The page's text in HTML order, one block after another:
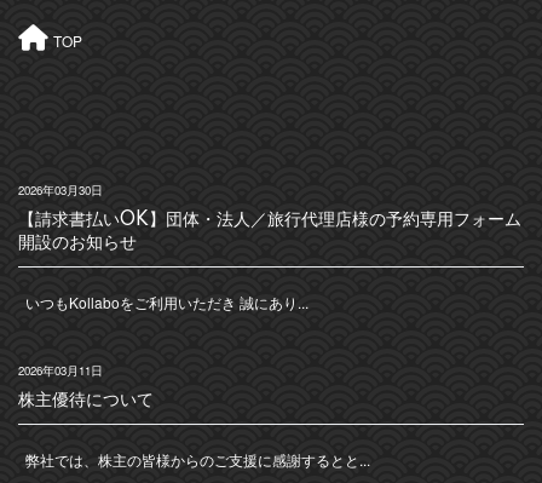
TOP
2026年03月30日
【請求書払いOK】団体・法人／旅行代理店様の予約専用フォーム
開設のお知らせ
いつもKollaboをご利用いただき 誠にあり...
2026年03月11日
株主優待について
弊社では、株主の皆様からのご支援に感謝するとと...